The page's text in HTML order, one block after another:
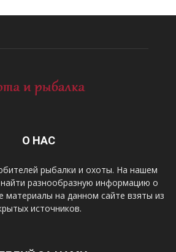
О НАС
рыбалки и охоты. На нашем
разнообразную информацию о
материалы на данном сайте взяты из
источников.